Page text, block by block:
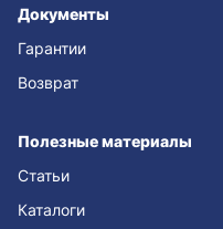
Документы
Гарантии
Возврат
Полезные материалы
Статьи
Каталоги